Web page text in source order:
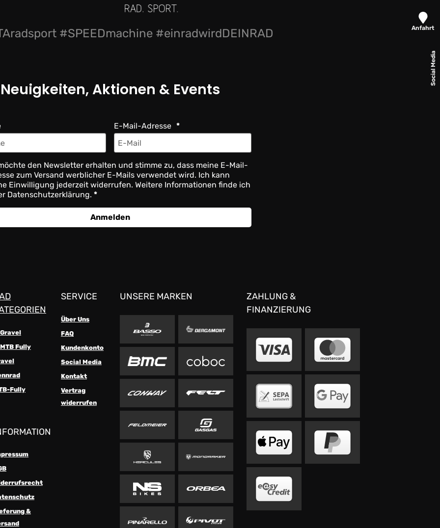
#SPEEDmachine #einradwirdDEINRAD
Neuigkeiten, Aktionen & Events
E-Mail-Adresse
den Newsletter erhalten und stimme zu, dass meine E-Mail-
zum Versand werblicher E-Mails verwendet wird. Ich kann
Einwilligung jederzeit widerrufen. Weitere Informationen finde ich
Datenschutzerklärung.
Anmelden
Fully
Fully
SERVICE
Über Uns
FAQ
Kundenkonto
Social Media
Kontakt
Vertrag
widerrufen
&
UNSERE MARKEN
ZAHLUNG &
FINANZIERUNG
Anfahrt
Social Media